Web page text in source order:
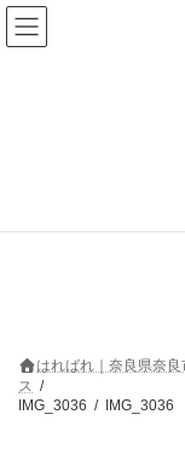
コ
ン
テ
ナ
ビ
ゲ
はればれ｜奈良県奈
ス
IMG_3036
IMG_3036